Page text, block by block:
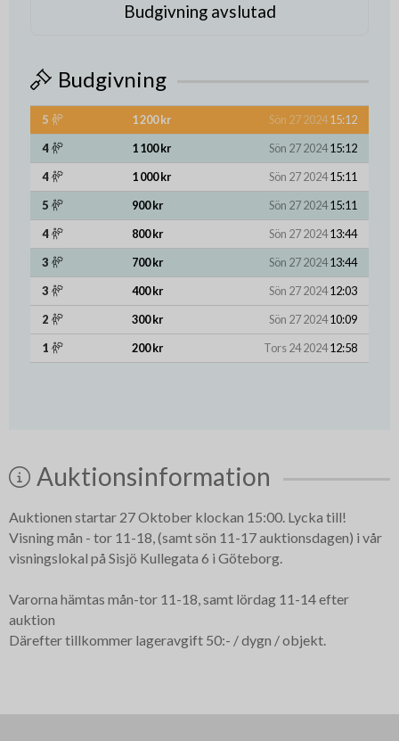
Budgivning avslutad
Budgivning
5 1 200 kr Sön 27 202415:12
4
1 100 kr Sön 27 202415:12
4
1 000 kr Sön 27 202415:11
5
900 kr Sön 27 202415:11
4
800 kr Sön 27 202413:44
3
700 kr Sön 27 202413:44
3
400 kr Sön 27 202412:03
2
300 kr Sön 27 202410:09
1
200 kr Tors 24 202412:58
Auktionsinformation
Auktionen startar 27 Oktober klockan 15:00. Lycka till!
Visning mån - tor 11-18, (samt sön 11-17 auktionsdagen) i vår
visningslokal på Sisjö Kullegata 6 i Göteborg.
Varorna hämtas mån-tor 11-18, samt lördag 11-14 efter
auktion
Därefter tillkommer lageravgift 50:- / dygn / objekt.